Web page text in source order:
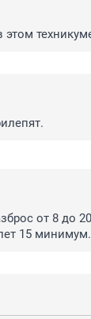
от 8 до
15 минимум.